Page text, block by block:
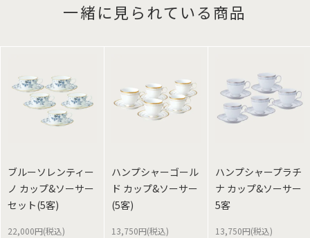
一緒に見られている商品
ブルーソレンティー
ノ カップ&ソーサー
セット(5客)
22,000円(税込)
ハンプシャーゴール
ド カップ&ソーサー
(5客)
13,750円(税込)
ハンプシャープラチ
ナ カップ&ソーサー
5客
13,750円(税込)